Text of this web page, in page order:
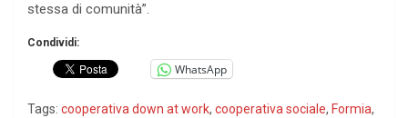
stessa di comunità”.
Condividi:
WhatsApp
Tags: cooperativa down at work, cooperativa sociale, Formia,